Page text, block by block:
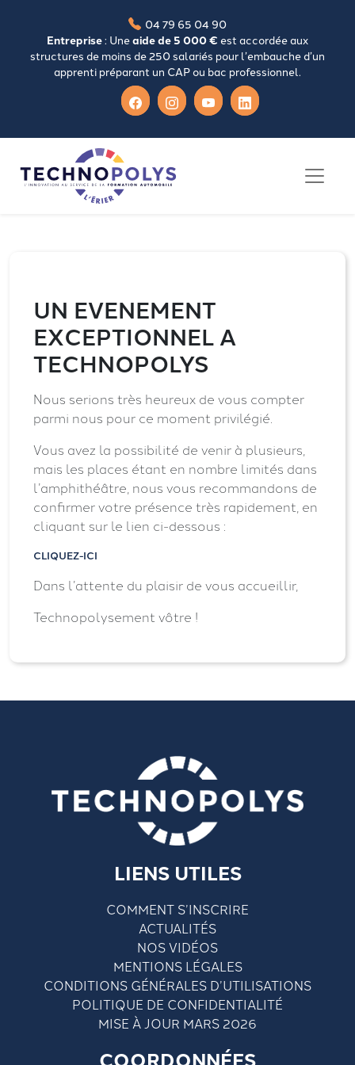
04 79 65 04 90
Entreprise: Uneaide de 5 000 € est accordée aux
structures de moins de 250 salariés pour l’embauche d’un
apprenti préparant un CAP ou bac professionnel.
UN EVENEMENT
EXCEPTIONNEL A
TECHNOPOLYS
Nous serions très heureux de vous compter
parmi nous pour ce moment privilégié.
Vous avez la possibilité de venir à plusieurs,
mais les places étant en nombre limités dans
l’amphithéâtre, nous vous recommandons de
confirmer votre présence très rapidement, en
cliquant sur le lien ci-dessous :
CLIQUEZ-ICI
Dans l’attente du plaisir de vous accueillir,
Technopolysement vôtre !
LIENS UTILES
COMMENT S’INSCRIRE
ACTUALITÉS
NOS VIDÉOS
MENTIONS LÉGALES
CONDITIONS GÉNÉRALES D’UTILISATIONS
POLITIQUE DE CONFIDENTIALITÉ
MISE À JOUR MARS 2026
COORDONNÉES